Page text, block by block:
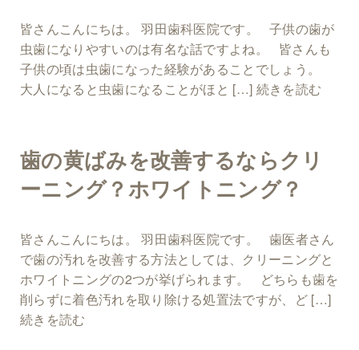
皆さんこんにちは。 羽田歯科医院です。 子供の歯が
虫歯になりやすいのは有名な話ですよね。 皆さんも
子供の頃は虫歯になった経験があることでしょう。
大人になると虫歯になることがほと […] 続きを読む
歯の黄ばみを改善するならクリ
ーニング？ホワイトニング？
皆さんこんにちは。 羽田歯科医院です。 歯医者さん
で歯の汚れを改善する方法としては、クリーニングと
ホワイトニングの2つが挙げられます。 どちらも歯を
削らずに着色汚れを取り除ける処置法ですが、ど […]
続きを読む